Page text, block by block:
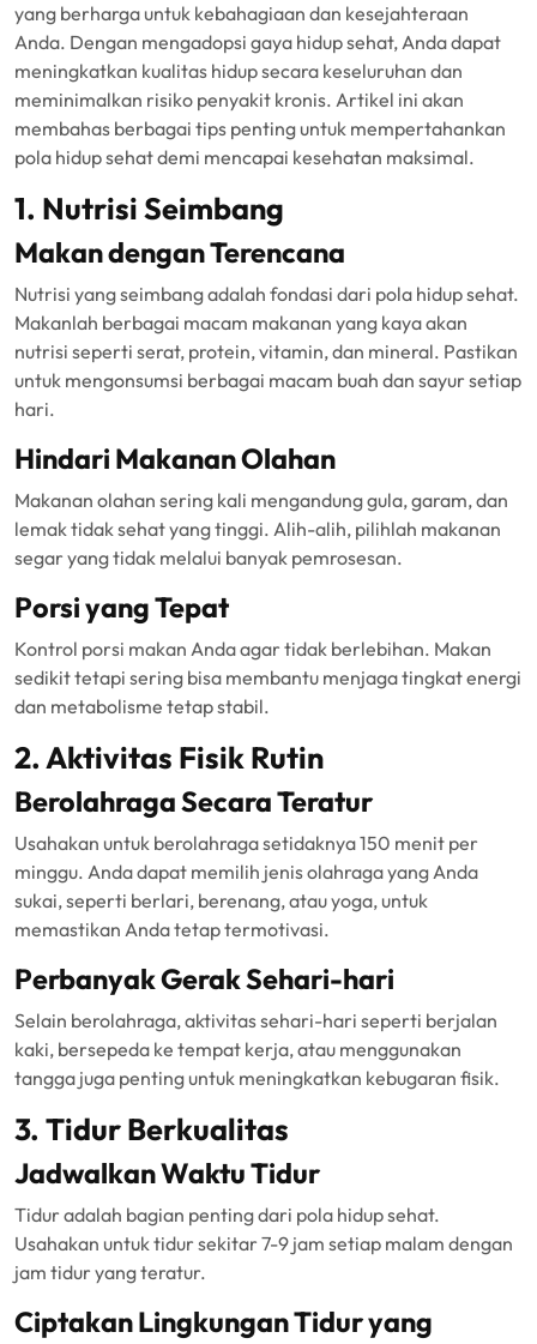
yang berharga untuk kebahagiaan dan kesejahteraan
Anda. Dengan mengadopsi gaya hidup sehat, Anda dapat
meningkatkan kualitas hidup secara keseluruhan dan
meminimalkan risiko penyakit kronis. Artikel ini akan
membahas berbagai tips penting untuk mempertahankan
pola hidup sehat demi mencapai kesehatan maksimal.
1. Nutrisi Seimbang
Makan dengan Terencana
Nutrisi yang seimbang adalah fondasi dari pola hidup sehat.
Makanlah berbagai macam makanan yang kaya akan
nutrisi seperti serat, protein, vitamin, dan mineral. Pastikan
untuk mengonsumsi berbagai macam buah dan sayur setiap
hari.
Hindari Makanan Olahan
Makanan olahan sering kali mengandung gula, garam, dan
lemak tidak sehat yang tinggi. Alih-alih, pilihlah makanan
segar yang tidak melalui banyak pemrosesan.
Porsi yang Tepat
Kontrol porsi makan Anda agar tidak berlebihan. Makan
sedikit tetapi sering bisa membantu menjaga tingkat energi
dan metabolisme tetap stabil.
2. Aktivitas Fisik Rutin
Berolahraga Secara Teratur
Usahakan untuk berolahraga setidaknya 150 menit per
minggu. Anda dapat memilih jenis olahraga yang Anda
sukai, seperti berlari, berenang, atau yoga, untuk
memastikan Anda tetap termotivasi.
Perbanyak Gerak Sehari-hari
Selain berolahraga, aktivitas sehari-hari seperti berjalan
kaki, bersepeda ke tempat kerja, atau menggunakan
tangga juga penting untuk meningkatkan kebugaran fisik.
3. Tidur Berkualitas
Jadwalkan Waktu Tidur
Tidur adalah bagian penting dari pola hidup sehat.
Usahakan untuk tidur sekitar 7-9 jam setiap malam dengan
jam tidur yang teratur.
Ciptakan Lingkungan Tidur yang